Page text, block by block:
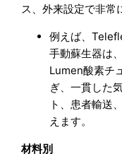
ス、外来設定で非常
例えば、
手動蘇生器は
Lumen酸素チ
ぎ、一貫した
ト、患者輸送
えます。
材料別